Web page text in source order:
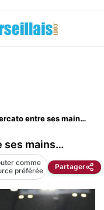
L’OM n’a pas son mercato entre ses mains…
ses mains…
comme
préférée
Partager